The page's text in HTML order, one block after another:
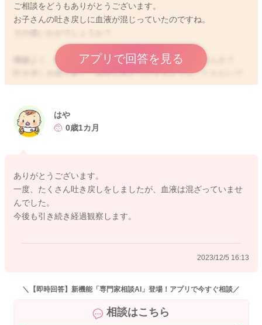
ご相談をどうもありがとうございます。
お子さんの吐き戻しに血液が混じっていたのですね。
機嫌よく、飲みの具合もいつもとお変わりはありませんか？
吐き戻しを繰り返し、気持ち悪そうにするようなこともないで
しょうか？
どこからの出血だったのかわからないのですが、特にいつもと
していただくといいと思いますよ。
どうぞよろしくお願いします。
アプリで回答を見る
2023/12/5 14:43
はや
0歳1カ月
ありがとうございます。
一度、たくさん吐き戻しをしましたが、血液は混ざっていませ
んでした。
今後も引き続き経過観察します。
2023/12/5 16:13
＼【即時回答】新機能「専門家相談AI」登場！アプリで今すぐ相談／
相談はこちら